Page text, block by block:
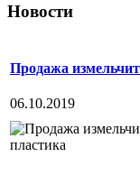
Новости
Продажа
06.10.2019